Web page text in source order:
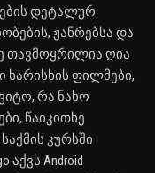
დეტალურ
ჟანრებსა და
თავმოყრილია ღია
ფილმები,
რა ნახო
წაიკითხე
კურსში
Android